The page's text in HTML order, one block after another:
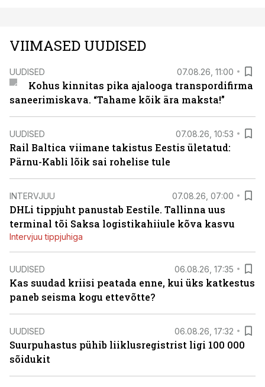
VIIMASED UUDISED
UUDISED 07.08.26, 11:00
Kohus kinnitas pika ajalooga transpordifirma
saneerimiskava. “Tahame kõik ära maksta!”
UUDISED 07.08.26, 10:53
Rail Baltica viimane takistus Eestis ületatud:
Pärnu-Kabli lõik sai rohelise tule
INTERVJUU 07.08.26, 07:00
DHLi tippjuht panustab Eestile. Tallinna uus
terminal tõi Saksa logistikahiiule kõva kasvu
Intervjuu tippjuhiga
UUDISED 06.08.26, 17:35
Kas suudad kriisi peatada enne, kui üks katkestus
paneb seisma kogu ettevõtte?
UUDISED 06.08.26, 17:32
Suurpuhastus pühib liiklusregistrist ligi 100 000
sõidukit